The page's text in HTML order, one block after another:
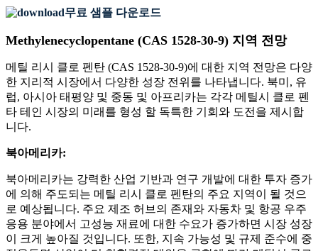
무료 샘플 다운로드
Methylenecyclopentane (CAS 1528-30-9) 지역 전망
메틸 리시 클로 펜탄 (CAS 1528-30-9)에 대한 지역 전망은 다양
한 지리적 시장에서 다양한 성장 전위를 나타냅니다. 북미, 유
럽, 아시아 태평양 및 중동 및 아프리카는 각각 메틸시 클로 펜
타 테인 시장의 미래를 형성 할 독특한 기회와 도전을 제시합
니다.
북아메리카:
북아메리카는 강력한 산업 기반과 연구 개발에 대한 투자 증가
에 의해 주도되는 메틸 리시 클로 펜탄의 주요 지역이 될 것으
로 예상됩니다. 주요 제조 허브의 존재와 자동차 및 항공 우주
응용 분야에서 고성능 재료에 대한 수요가 증가하면 시장 성장
이 크게 높아질 것입니다. 또한, 지속 가능성 및 규제 준수에 중